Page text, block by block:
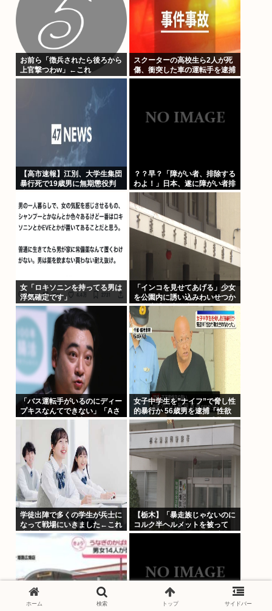
お前ら「徴兵されたら後ろから
上官撃つわw」←これ
スクーターの高校生ら2人が死
傷、衝突した車の運転手を逮捕
【高市速報】江別、大学生集団
暴行死で19歳男に無期懲役判
？？早？「障がい者、排除する
わよ！」日本、遂に障がい者排
除の為に動き出す。
女「ロキソニンを持ってる男は
浮気確定です」
「インコを見せてあげる」少女
を公園内に誘い込みわいせつか
男を逮捕。小学生2人に見せて
触らせる
「バス運転手がいるのにディー
プキスなんてできない」「Aさ
んの供述には矛盾点」元ジャン
ポケ斉藤慎二側が主張した「同
意があった」理由
女子中学生を”ナイフ”で脅し性
的暴行か 56歳男を逮捕「性欲
が抑えきれなかった」 千葉
学徒出陣で多くの学生が兵士に
なって戦場にいきました←これ
違和感しかないんだが
【栃木】「暴走族じゃないのに
コルク半ヘルメットを被って
た」と因縁をつけて暴行 少年
ホーム 検索 トップ サイドバー